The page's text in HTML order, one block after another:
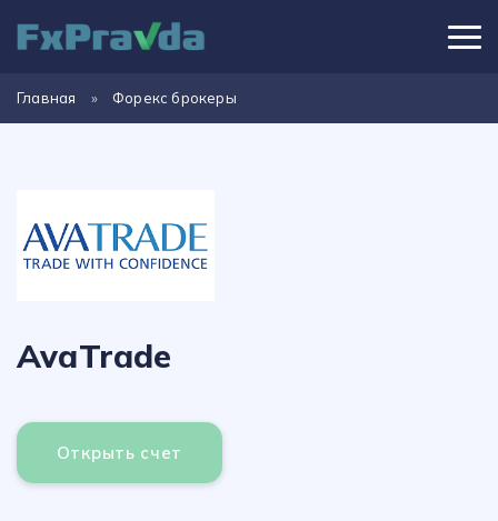
Главная » Форекс брокеры
AvaTrade
Открыть счет